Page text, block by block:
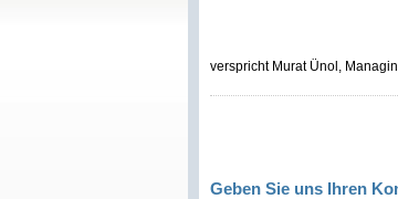
verspricht Murat Ünol,
Geben Sie uns Ihren